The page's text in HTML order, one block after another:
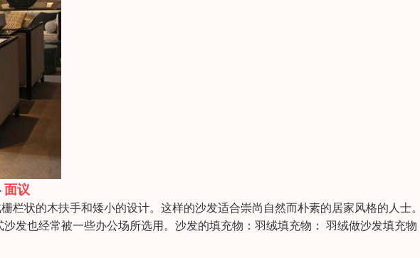
面议
栏状的木扶手和矮小的设计。这样的沙发适合崇尚自然而朴素的居家风格的人士
发也经常被一些办公场所选用。沙发的填充物：羽绒填充物： 羽绒做沙发填充物